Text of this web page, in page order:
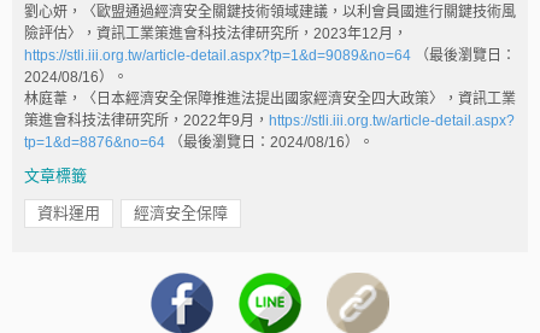
劉心妍，〈歐盟通過經濟安全關鍵技術領域建議，以利會員國進行關鍵技術風
險評估〉，資訊工業策進會科技法律研究所，2023年12月，
https://stli.iii.org.tw/article-detail.aspx?tp=1&d=9089&no=64 （最後瀏覽日：
2024/08/16）。
林庭葦，〈日本經濟安全保障推進法提出國家經濟安全四大政策〉，資訊工業
策進會科技法律研究所，2022年9月， https://stli.iii.org.tw/article-detail.aspx?
tp=1&d=8876&no=64 （最後瀏覽日：2024/08/16）。
文章標籤
資料運用 經濟安全保障